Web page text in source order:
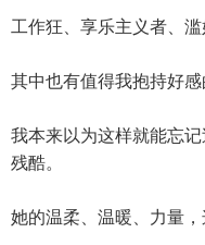
工作狂、享乐主义者、
其中也有值得我抱持好感
我本来以为这样就能忘
残酷。
她的温柔、温暖、力量，